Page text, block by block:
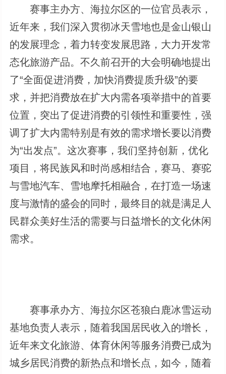
赛事主办方、海拉尔区的一位官员表示，
近年来，我们深入贯彻冰天雪地也是金山银山
的发展理念，着力转变发展思路，大力开发常
态化旅游产品。不久前召开的大会明确地提出
了“全面促进消费，加快消费提质升级”的要
求，并把消费放在扩大内需各项举措中的首要
位置，突出了促进消费的引领性和重要性，强
调了扩大内需特别是有效的需求增长要以消费
为“出发点”。这次赛事，我们坚持创新，优化
项目，将民族风和时尚感相结合，赛马、赛驼
与雪地汽车、雪地摩托相融合，在打造一场速
度与激情的盛会的同时，最终目的就是满足人
民群众美好生活的需要与日益增长的文化休闲
需求。
赛事承办方、海拉尔区苍狼白鹿冰雪运动
基地负责人表示，随着我国居民收入的增长，
近年来文化旅游、体育休闲等服务消费已成为
城乡居民消费的新热点和增长点，如今，随着